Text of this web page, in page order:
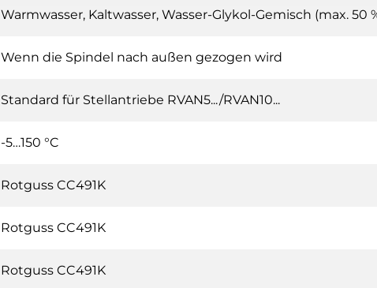
Warmwasser, Kaltwasser, Wasser-Glykol-Gemisch (max. 50
Wenn die Spindel nach außen gezogen wird
Standard für Stellantriebe RVAN5.../RVAN10...
-5…150 °C
Rotguss CC491K
Rotguss CC491K
Rotguss CC491K